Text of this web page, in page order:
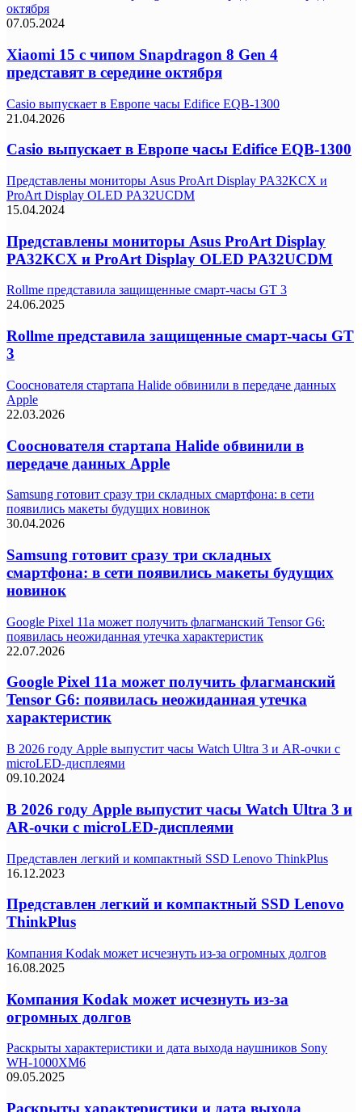
октября
07.05.2024
Xiaomi 15 с чипом Snapdragon 8 Gen 4
представят в середине октября
Casio выпускает в Европе часы Edifice EQB-1300
21.04.2026
Casio выпускает в Европе часы Edifice EQB-1300
Представлены мониторы Asus ProArt Display PA32KCX и
ProArt Display OLED PA32UCDM
15.04.2024
Представлены мониторы Asus ProArt Display
PA32KCX и ProArt Display OLED PA32UCDM
Rollme представила защищенные смарт-часы GT 3
24.06.2025
Rollme представила защищенные смарт-часы GT
3
Сооснователя стартапа Halide обвинили в передаче данных
Apple
22.03.2026
Сооснователя стартапа Halide обвинили в
передаче данных Apple
Samsung готовит сразу три складных смартфона: в сети
появились макеты будущих новинок
30.04.2026
Samsung готовит сразу три складных
смартфона: в сети появились макеты будущих
новинок
Google Pixel 11a может получить флагманский Tensor G6:
появилась неожиданная утечка характеристик
22.07.2026
Google Pixel 11a может получить флагманский
Tensor G6: появилась неожиданная утечка
характеристик
В 2026 году Apple выпустит часы Watch Ultra 3 и AR-очки с
microLED-дисплеями
09.10.2024
В 2026 году Apple выпустит часы Watch Ultra 3 и
AR-очки с microLED-дисплеями
Представлен легкий и компактный SSD Lenovo ThinkPlus
16.12.2023
Представлен легкий и компактный SSD Lenovo
ThinkPlus
Компания Kodak может исчезнуть из-за огромных долгов
16.08.2025
Компания Kodak может исчезнуть из-за
огромных долгов
Раскрыты характеристики и дата выхода наушников Sony
WH-1000XM6
09.05.2025
Раскрыты характеристики и дата выхода